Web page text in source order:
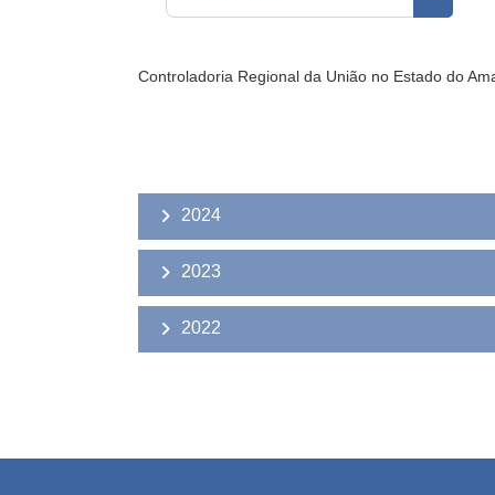
Buscar
Controladoria Regional da União no Estado do
2024
2023
2022